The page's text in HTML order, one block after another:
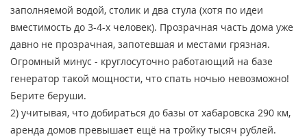
заполняемой водой, столик и два стула (хотя по идеи
вместимость до 3-4-х человек). Прозрачная часть дома уже
давно не прозрачная, запотевшая и местами грязная.
Огромный минус - круглосуточно работающий на базе
генератор такой мощности, что спать ночью невозможно!
Берите беруши.
2) учитывая, что добираться до базы от хабаровска 290 км,
аренда домов превышает ещё на тройку тысяч рублей.